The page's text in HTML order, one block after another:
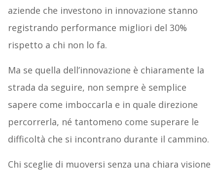
aziende che investono in innovazione stanno
registrando performance migliori del 30%
rispetto a chi non lo fa.
Ma se quella dell’innovazione è chiaramente la
strada da seguire, non sempre è semplice
sapere come imboccarla e in quale direzione
percorrerla, né tantomeno come superare le
difficoltà che si incontrano durante il cammino.
Chi sceglie di muoversi senza una chiara visione